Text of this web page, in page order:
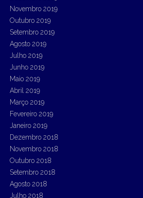
Novembro 2019
Outubro 2019
Setembro 2019
Agosto 2019
Julho 2019
Junho 2019
Maio 2019
Abril 2019
Março 2019
Fevereiro 2019
Janeiro 2019
Dezembro 2018
Novembro 2018
Outubro 2018
Setembro 2018
Agosto 2018
Julho 2018